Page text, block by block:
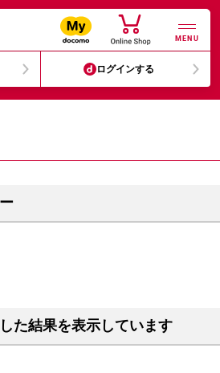
MENU
ログインする
た結果を表示しています